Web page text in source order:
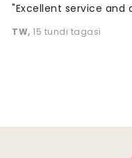
"Excellent service and
TW, 15 tundi tagasi